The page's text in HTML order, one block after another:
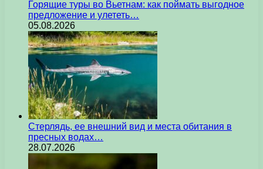
Горящие туры во Вьетнам: как поймать выгодное
предложение и улететь…
05.08.2026
Стерлядь, ее внешний вид и места обитания в
пресных водах…
28.07.2026